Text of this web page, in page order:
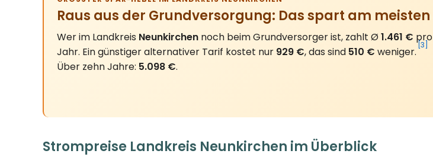
Raus aus der Grundversorgung: Das spart am meisten
Wer im Landkreis Neunkirchen noch beim Grundversorger ist, zahlt Ø1.461 € pro
Jahr. Ein günstiger alternativer Tarif kostet nur 929 €, das sind 510 € weniger.[3]
Über zehn Jahre: 5.098 €.
Strompreise Landkreis Neunkirchen im Überblick